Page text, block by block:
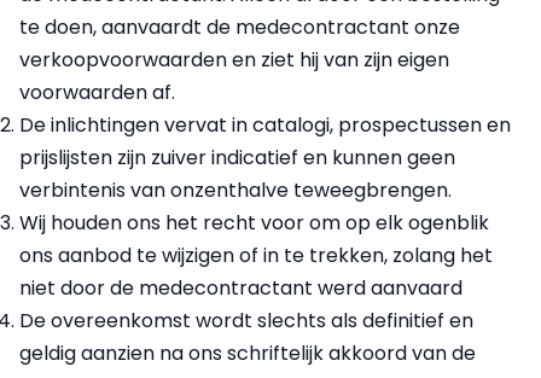
te doen, aanvaardt de medecontractant onze
verkoopvoorwaarden en ziet hij van zijn eigen
voorwaarden af.
De inlichtingen vervat in catalogi, prospectussen en
prijslijsten zijn zuiver indicatief en kunnen geen
verbintenis van onzenthalve teweegbrengen.
Wij houden ons het recht voor om op elk ogenblik
ons aanbod te wijzigen of in te trekken, zolang het
niet door de medecontractant werd aanvaard
De overeenkomst wordt slechts als definitief en
geldig aanzien na ons schriftelijk akkoord van de